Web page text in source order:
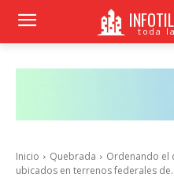
toda
Inicio Quebrada
Ordenando el
ubicados en terrenos federales